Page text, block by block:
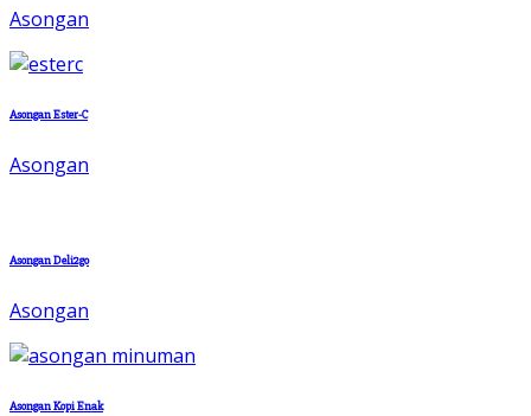
Asongan
Asongan Ester-C
Asongan
Asongan Deli2go
Asongan
Asongan Kopi Enak